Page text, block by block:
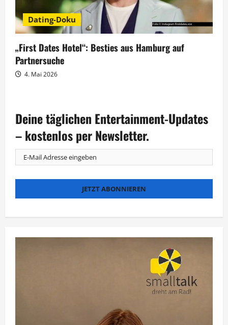
Dating-Doku
„First Dates Hotel“: Besties aus Hamburg auf
Partnersuche
4. Mai 2026
Deine täglichen Entertainment-Updates
– kostenlos per Newsletter.